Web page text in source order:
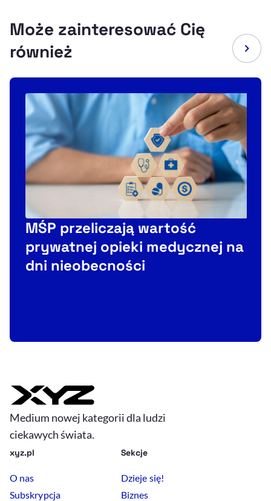
Może zainteresować Cię
również
MŚP przeliczają wartość
prywatnej opieki medycznej na
dni nieobecności
Medium nowej kategorii dla ludzi
ciekawych świata.
xyz.pl
O nas
Subskrypcja
Sekcje
Dzieje się!
Biznes